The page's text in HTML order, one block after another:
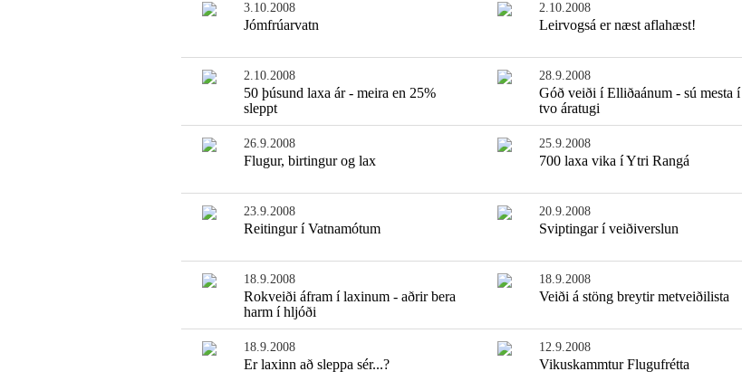
3.10.2008
Jómfrúarvatn
2.10.2008
Leirvogsá er næst aflahæst!
2.10.2008
50 þúsund laxa ár - meira en 25%
sleppt
28.9.2008
Góð veiði í Elliðaánum - sú mesta í
tvo áratugi
26.9.2008
Flugur, birtingur og lax
25.9.2008
700 laxa vika í Ytri Rangá
23.9.2008
Reitingur í Vatnamótum
20.9.2008
Sviptingar í veiðiverslun
18.9.2008
Rokveiði áfram í laxinum - aðrir bera
harm í hljóði
18.9.2008
Veiði á stöng breytir metveiðilista
18.9.2008
Er laxinn að sleppa sér...?
12.9.2008
Vikuskammtur Flugufrétta